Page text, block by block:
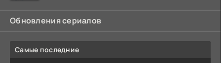
Обновления сериалов
Самые последние